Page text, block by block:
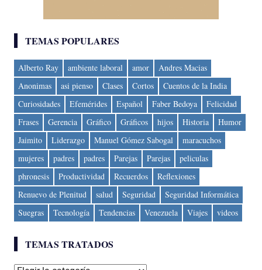
TEMAS POPULARES
Alberto Ray ambiente laboral amor
Andres Macias
Anonimas
asi pienso Clases Cortos
Cuentos de la India
Curiosidades
Efemérides Español Faber Bedoya
Felicidad
Frases
Gerencia Gráfico Gráficos hijos Historia
Humor
Jaimito
Liderazgo Manuel Gómez Sabogal
maracuchos
mujeres
padres padres Parejas Parejas
peliculas
phronesis
Productividad Recuerdos
Reflexiones
Renuevo de Plenitud
salud Seguridad
Seguridad Informática
Suegras
Tecnología Tendencias Venezuela Viajes videos
TEMAS TRATADOS